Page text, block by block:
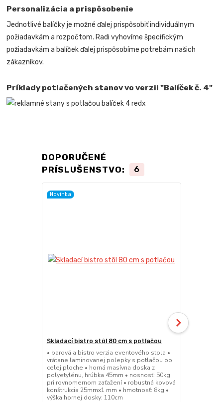
Personalizácia a prispôsobenie
Jednotlivé balíčky je možné ďalej prispôsobiť individuálnym
požiadavkám a rozpočtom. Radi vyhovíme špecifickým
požiadavkám a balíček ďalej prispôsobíme potrebám našich
zákazníkov.
Príklady potlačených stanov vo verzii "Balíček č. 4"
DOPORUČENÉ
PRÍSLUŠENSTVO:
6
Novinka
Skladací bistro stôl 80 cm s potlačou
• barová a bistro verzia eventového stola •
vrátane laminovanej polepky s potlačou po
celej ploche • horná masívna doska z
polyetylénu, hrúbka 45mm • nosnosť: 50kg
pri rovnomernom zaťažení • robustná kovová
konštrukcia 25mmx1 mm • hmotnosť: 8kg •
výška hornej dosky: 110cm